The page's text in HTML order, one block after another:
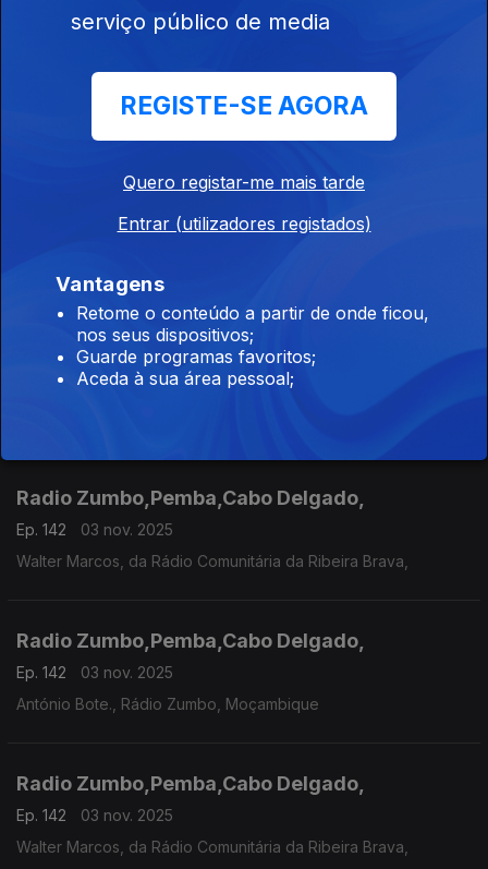
Rádio Cairo Internacional - Cairo,
06 nov. 2025
Mohamed Abid. El Kamel, Rádio Cairo Internacional
Rádio FOT Lichinga,Niassa,
Dalito Luís, Rádio FOT Lichinga, Niassa, Moçambique
Rádio Cunene,Angola,
Ep. 87
04 nov. 2025
Radio Zumbo,Pemba,Cabo Delgado,
Ep. 142
03 nov. 2025
Walter Marcos, da Rádio Comunitária da Ribeira Brava,
Radio Zumbo,Pemba,Cabo Delgado,
Ep. 142
03 nov. 2025
António Bote., Rádio Zumbo, Moçambique
Radio Zumbo,Pemba,Cabo Delgado,
Ep. 142
03 nov. 2025
Walter Marcos, da Rádio Comunitária da Ribeira Brava,
serviço público de media
REGISTE-SE AGORA
Quero registar-me mais tarde
Entrar (utilizadores registados)
Vantagens
Retome o conteúdo a partir de onde ficou,
nos seus dispositivos;
Guarde programas favoritos;
Aceda à sua área pessoal;